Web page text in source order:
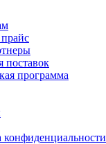
поставок
программа